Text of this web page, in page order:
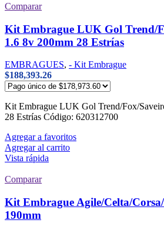
Comparar
Kit Embrague LUK Gol Trend/
1.6 8v 200mm 28 Estrías
EMBRAGUES, - Kit Embrague
$188,393.26
Kit Embrague LUK Gol Trend/Fox/
28 Estrías Código: 620312700
Agregar a favoritos
Agregar al carrito
Vista rápida
Comparar
Kit Embrague Agile/Celta/
190mm